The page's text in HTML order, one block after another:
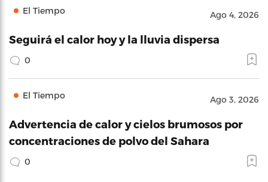
El Tiempo Ago 4, 2026
Seguirá el calor hoy y la lluvia dispersa
0
El Tiempo Ago 3, 2026
Advertencia de calor y cielos brumosos por
concentraciones de polvo del Sahara
0